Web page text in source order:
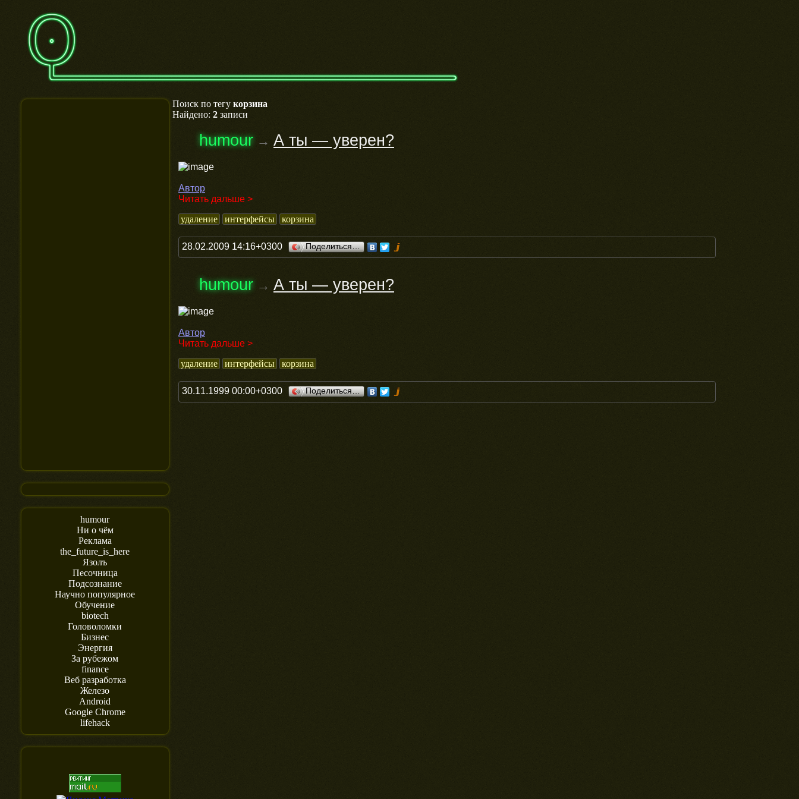
humour
Ни о чём
Реклама
the_future_is_here
Язолъ
Песочница
Подсознание
Научно популярное
Обучение
biotech
Головоломки
Бизнес
Энергия
За рубежом
finance
Веб разработка
Железо
Android
Google Chrome
lifehack
Поиск по тегу корзина
Найдено: 2 записи
humour → А ты — уверен?
Автор
Читать дальше >
удаление
интерфейсы корзина
28.02.2009 14:16+0300 Поделиться…
humour → А ты — уверен?
Автор
Читать дальше >
удаление
интерфейсы корзина
30.11.1999 00:00+0300 Поделиться…